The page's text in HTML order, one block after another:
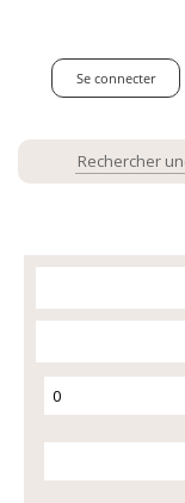
Se connecter